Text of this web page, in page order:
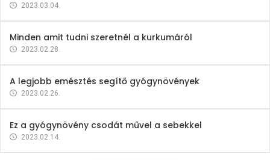
2023.03.04.
Minden amit tudni szeretnél a kurkumáról
2023.02.28.
A legjobb emésztés segítő gyógynövények
2023.02.26.
Ez a gyógynövény csodát művel a sebekkel
2023.02.14.
Vitaminok